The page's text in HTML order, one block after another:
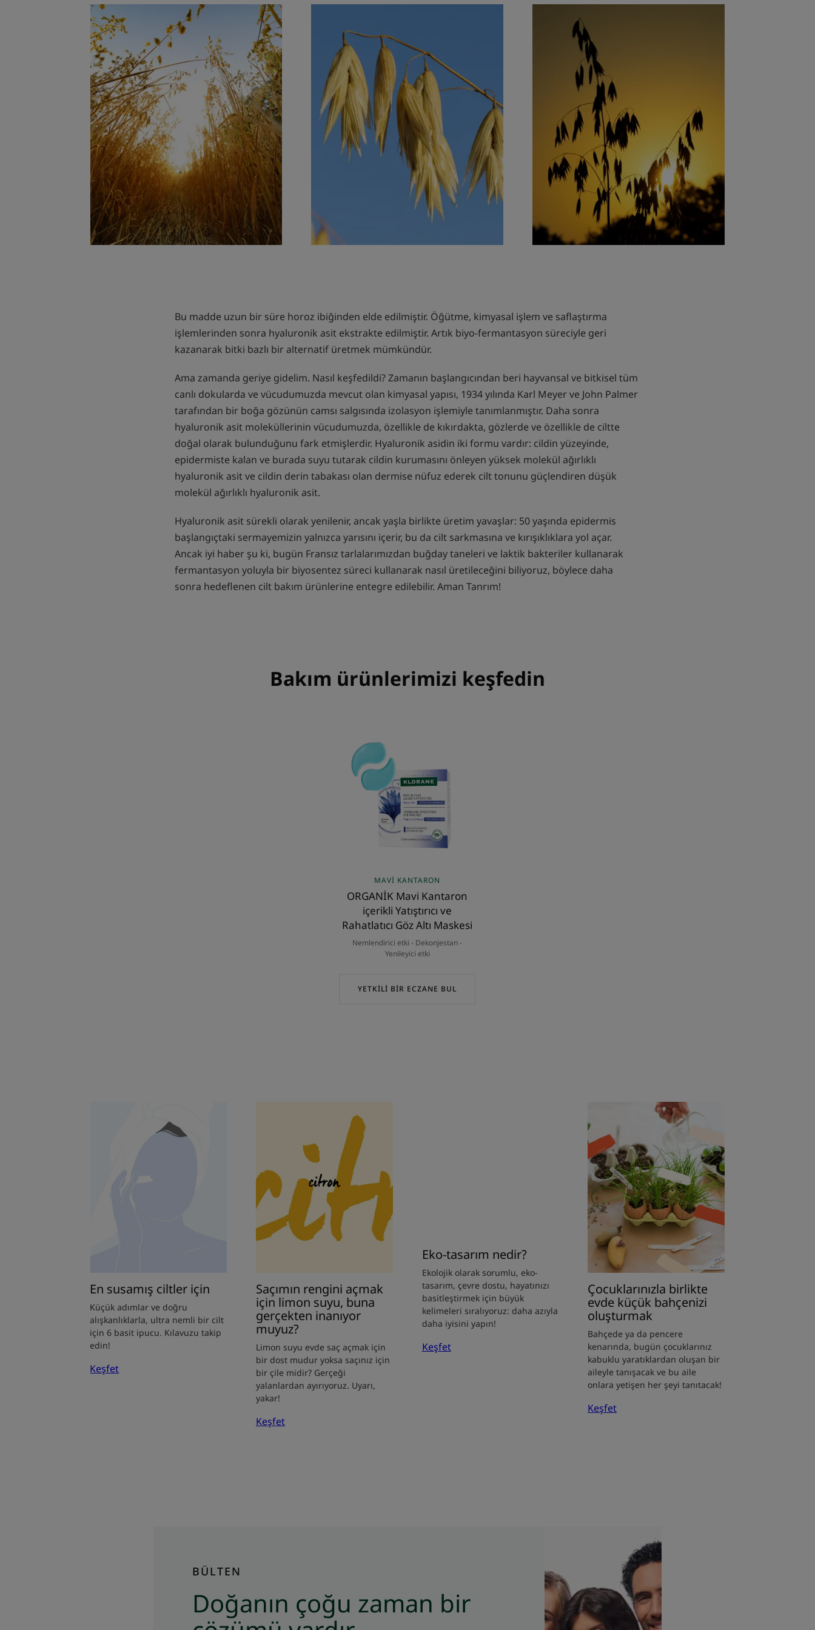
Bu madde uzun bir süre horoz ibiğinden elde edilmiştir. Öğütme, kimyasal işlem ve saflaştırma
işlemlerinden sonra hyaluronik asit ekstrakte edilmiştir. Artık biyo-fermantasyon süreciyle geri
kazanarak bitki bazlı bir alternatif üretmek mümkündür.
Ama zamanda geriye gidelim. Nasıl keşfedildi? Zamanın başlangıcından beri hayvansal ve bitkisel tüm
canlı dokularda ve vücudumuzda mevcut olan kimyasal yapısı, 1934 yılında Karl Meyer ve John Palmer
tarafından bir boğa gözünün camsı salgısında izolasyon işlemiyle tanımlanmıştır. Daha sonra
hyaluronik asit moleküllerinin vücudumuzda, özellikle de kıkırdakta, gözlerde ve özellikle de ciltte
doğal olarak bulunduğunu fark etmişlerdir. Hyaluronik asidin iki formu vardır: cildin yüzeyinde,
epidermiste kalan ve burada suyu tutarak cildin kurumasını önleyen yüksek molekül ağırlıklı
hyaluronik asit ve cildin derin tabakası olan dermise nüfuz ederek cilt tonunu güçlendiren düşük
molekül ağırlıklı hyaluronik asit.
Hyaluronik asit sürekli olarak yenilenir, ancak yaşla birlikte üretim yavaşlar: 50 yaşında epidermis
başlangıçtaki sermayemizin yalnızca yarısını içerir, bu da cilt sarkmasına ve kırışıklıklara yol açar.
Ancak iyi haber şu ki, bugün Fransız tarlalarımızdan buğday taneleri ve laktik bakteriler kullanarak
fermantasyon yoluyla bir biyosentez süreci kullanarak nasıl üretileceğini biliyoruz, böylece daha
sonra hedeflenen cilt bakım ürünlerine entegre edilebilir. Aman Tanrım!
Bakım ürünlerimizi keşfedin
içerikli
Yatıştırıcı
ve
Rahatlatıcı
Göz
MAVI KANTARON
ORGANİK Mavi Kantaron
içerikli Yatıştırıcı ve
Rahatlatıcı Göz Altı Maskesi
Nemlendirici etki - Dekonjestan -
Yenileyici etki
YETKİLİ BİR ECZANE BUL
En susamış ciltler için
Küçük adımlar ve doğru
alışkanlıklarla, ultra nemli bir cilt
için 6 basit ipucu. Kılavuzu takip
edin!
Keşfet
için
limon
suyu,
buna
gerçekten
inanıyor
Saçımın rengini açmak
için limon suyu, buna
gerçekten inanıyor
muyuz?
Limon suyu evde saç açmak için
bir dost mudur yoksa saçınız için
bir çile midir? Gerçeği
yalanlardan ayırıyoruz. Uyarı,
yakar!
Keşfet
Eko-tasarım nedir?
Ekolojik olarak sorumlu, eko-
tasarım, çevre dostu, hayatınızı
basitleştirmek için büyük
kelimeleri sıralıyoruz: daha azıyla
daha iyisini yapın!
Keşfet
Çocuklarınızla
birlikte
evde
küçük
bahçenizi
oluşturmak
Çocuklarınızla birlikte
evde küçük bahçenizi
oluşturmak
Bahçede ya da pencere
kenarında, bugün çocuklarınız
kabuklu yaratıklardan oluşan bir
aileyle tanışacak ve bu aile
onlara yetişen her şeyi tanıtacak!
Keşfet
BÜLTEN
Doğanın çoğu zaman bir